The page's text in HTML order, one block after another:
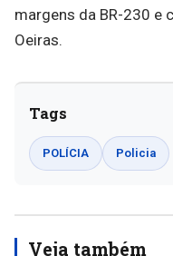
margens da BR-230 e
Oeiras.
Tags
POLÍCIA Policia
Veja também